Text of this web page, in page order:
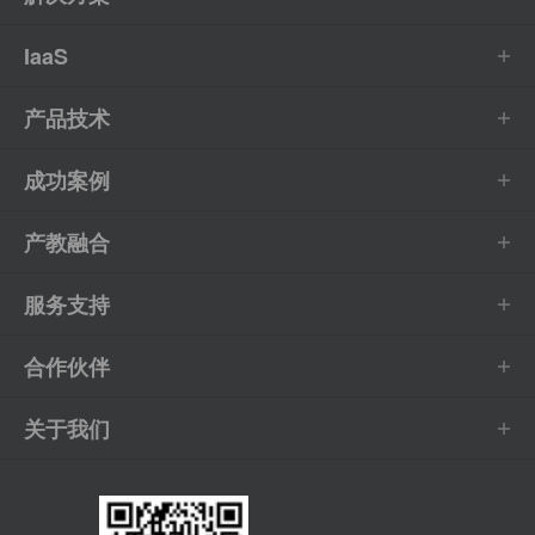
IaaS
产品技术
成功案例
产教融合
服务支持
合作伙伴
关于我们